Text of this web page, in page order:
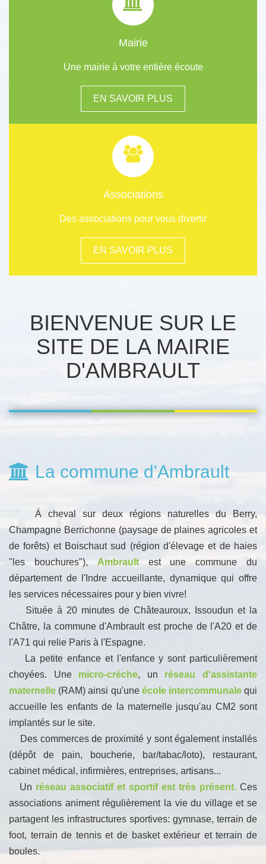
Mairie
Une mairie à votre entière écoute
EN SAVOIR PLUS
Associations
Des associations pour vous divertir
EN SAVOIR PLUS
BIENVENUE SUR LE
SITE DE LA MAIRIE
D'AMBRAULT
La commune d'Ambrault
Á cheval sur deux régions naturelles du Berry,
Champagne Berrichonne (paysage de plaines agricoles et
de forêts) et Boischaut sud (région d'élevage et de haies
"les bouchures"), Ambraultest une commune du
département de l'Indre accueillante, dynamique qui offre
les services nécessaires pour y bien vivre!
Située à 20 minutes de Châteauroux, Issoudun et la
Châtre, la commune d'Ambrault est proche de l'A20 et de
l'A71 qui relie Paris à l'Espagne.
La petite enfance et l'enfance y sont particulièrement
choyées. Une micro-crèche, un réseau d'assistante
maternelle (RAM) ainsi qu'une école intercommunalequi
accueille les enfants de la maternelle jusqu'au CM2 sont
implantés sur le site.
Des commerces de proximité y sont également installés
(dépôt de pain, boucherie, bar/tabac/loto), restaurant,
cabinet médical, infirmières, entreprises, artisans...
Un réseau associatif et sportif est très présent. Ces
associations animent régulièrement la vie du village et se
partagent les infrastructures sportives: gymnase, terrain de
foot, terrain de tennis et de basket extérieur et terrain de
boules.